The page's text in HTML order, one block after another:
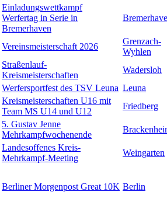
Einladungswettkampf
Werfertag in Serie in
Bremerhaven
Vereinsmeisterschaft 2026
Grenzach-
Wyhlen
Straßenlauf-
Kreismeisterschaften
Wadersloh
Werfersportfest des TSV Leuna Leuna
Kreismeisterschaften U16 mit
Team MS U14 und U12
Friedberg
5. Gustav Jenne
Mehrkampfwochenende
Landesoffenes Kreis-
Mehrkampf-Meeting
Weingarten
Berliner Morgenpost Great 10K Berlin